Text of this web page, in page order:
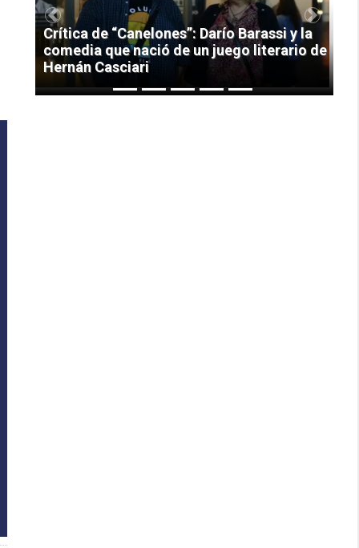
Crítica de “Canelones”: Darío Barassi y la
comedia que nació de un juego literario de
Hernán Casciari
Previous Next